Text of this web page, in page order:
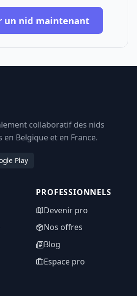
un nid maintenant
collaboratif des nids
Belgique et en France.
Play
PROFESSIONNELS
Devenir pro
Nos offres
Blog
Espace pro